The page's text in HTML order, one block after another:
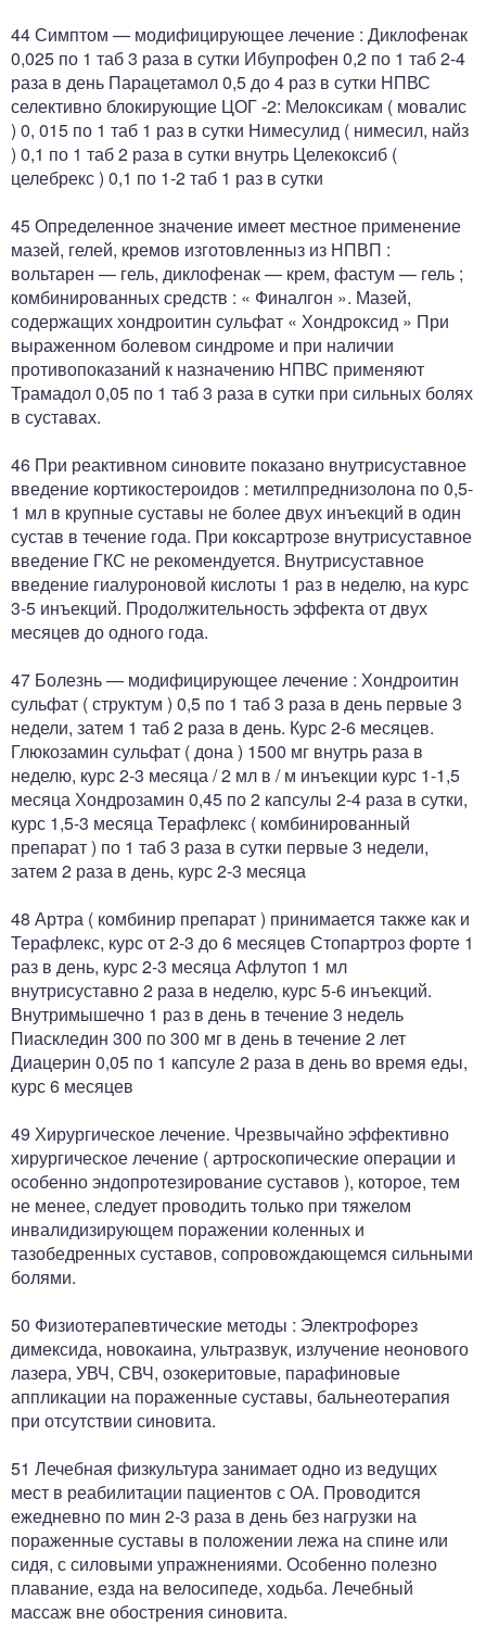
44 Симптом — модифицирующее лечение : Диклофенак
0,025 по 1 таб 3 раза в сутки Ибупрофен 0,2 по 1 таб 2-4
раза в день Парацетамол 0,5 до 4 раз в сутки НПВС
селективно блокирующие ЦОГ -2: Мелоксикам ( мовалис
) 0, 015 по 1 таб 1 раз в сутки Нимесулид ( нимесил, найз
) 0,1 по 1 таб 2 раза в сутки внутрь Целекоксиб (
целебрекс ) 0,1 по 1-2 таб 1 раз в сутки
45 Определенное значение имеет местное применение
мазей, гелей, кремов изготовленныз из НПВП :
вольтарен — гель, диклофенак — крем, фастум — гель ;
комбинированных средств : « Финалгон ». Мазей,
содержащих хондроитин сульфат « Хондроксид » При
выраженном болевом синдроме и при наличии
противопоказаний к назначению НПВС применяют
Трамадол 0,05 по 1 таб 3 раза в сутки при сильных болях
в суставах.
46 При реактивном синовите показано внутрисуставное
введение кортикостероидов : метилпреднизолона по 0,5-
1 мл в крупные суставы не более двух инъекций в один
сустав в течение года. При коксартрозе внутрисуставное
введение ГКС не рекомендуется. Внутрисуставное
введение гиалуроновой кислоты 1 раз в неделю, на курс
3-5 инъекций. Продолжительность эффекта от двух
месяцев до одного года.
47 Болезнь — модифицирующее лечение : Хондроитин
сульфат ( структум ) 0,5 по 1 таб 3 раза в день первые 3
недели, затем 1 таб 2 раза в день. Курс 2-6 месяцев.
Глюкозамин сульфат ( дона ) 1500 мг внутрь раза в
неделю, курс 2-3 месяца / 2 мл в / м инъекции курс 1-1,5
месяца Хондрозамин 0,45 по 2 капсулы 2-4 раза в сутки,
курс 1,5-3 месяца Терафлекс ( комбинированный
препарат ) по 1 таб 3 раза в сутки первые 3 недели,
затем 2 раза в день, курс 2-3 месяца
48 Артра ( комбинир препарат ) принимается также как и
Терафлекс, курс от 2-3 до 6 месяцев Стопартроз форте 1
раз в день, курс 2-3 месяца Афлутоп 1 мл
внутрисуставно 2 раза в неделю, курс 5-6 инъекций.
Внутримышечно 1 раз в день в течение 3 недель
Пиаскледин 300 по 300 мг в день в течение 2 лет
Диацерин 0,05 по 1 капсуле 2 раза в день во время еды,
курс 6 месяцев
49 Хирургическое лечение. Чрезвычайно эффективно
хирургическое лечение ( артроскопические операции и
особенно эндопротезирование суставов ), которое, тем
не менее, следует проводить только при тяжелом
инвалидизирующем поражении коленных и
тазобедренных суставов, сопровождающемся сильными
болями.
50 Физиотерапевтические методы : Электрофорез
димексида, новокаина, ультразвук, излучение неонового
лазера, УВЧ, СВЧ, озокеритовые, парафиновые
аппликации на пораженные суставы, бальнеотерапия
при отсутствии синовита.
51 Лечебная физкультура занимает одно из ведущих
мест в реабилитации пациентов с ОА. Проводится
ежедневно по мин 2-3 раза в день без нагрузки на
пораженные суставы в положении лежа на спине или
сидя, с силовыми упражнениями. Особенно полезно
плавание, езда на велосипеде, ходьба. Лечебный
массаж вне обострения синовита.